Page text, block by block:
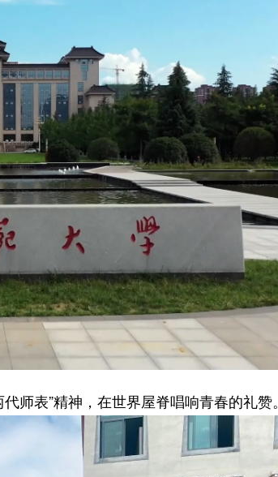
表”精神，在世界屋脊唱响青春的礼赞。